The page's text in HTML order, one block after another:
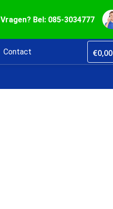
Vragen? Bel: 085-3034777
Contact €0,00